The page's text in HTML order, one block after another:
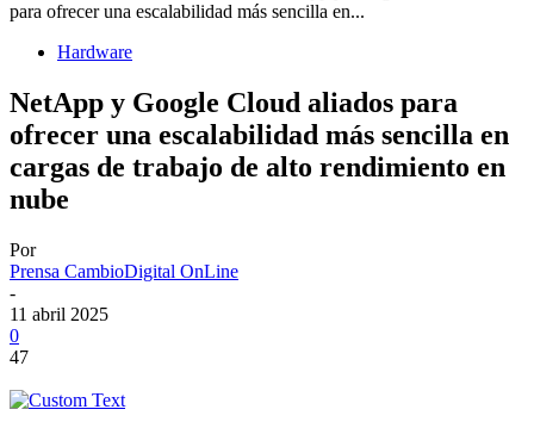
para ofrecer una escalabilidad más sencilla en...
Hardware
NetApp y Google Cloud aliados para
ofrecer una escalabilidad más sencilla en
cargas de trabajo de alto rendimiento en
nube
Por
Prensa CambioDigital OnLine
-
11 abril 2025
0
47